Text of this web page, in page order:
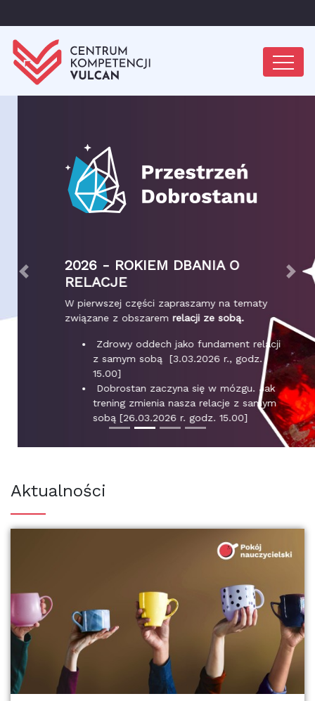
2026 - ROKIEM DBANIA O
RELACJE
W pierwszej części zapraszamy na tematy
związane z obszaremrelacji ze sobą.
Zdrowy oddech jako fundament relacji
z samym sobą [3.03.2026 r., godz.
15.00]
Dobrostan zaczyna się w mózgu. Jak
trening zmienia nasza relacje z samym
sobą [26.03.2026 r. godz. 15.00]
Poprzedni
Aktualności